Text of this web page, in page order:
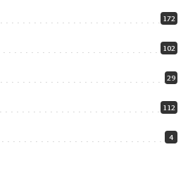
172
102
29
112
4